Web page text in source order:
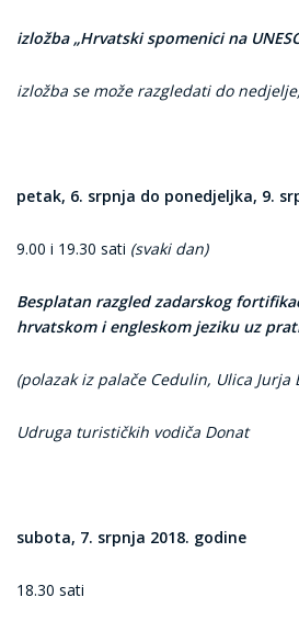
izložba „Hrvatski spomenici na
izložba se može razgledati do
petak, 6. srpnja do ponedjeljka, 9.
9.00 i 19.30 sati (svaki dan)
Besplatan razgled zadarskog
hrvatskom i engleskom jeziku uz
(polazak iz palače Cedulin, Ulica Jurja
Udruga turističkih vodiča Donat
subota, 7. srpnja 2018. godine
18.30 sati